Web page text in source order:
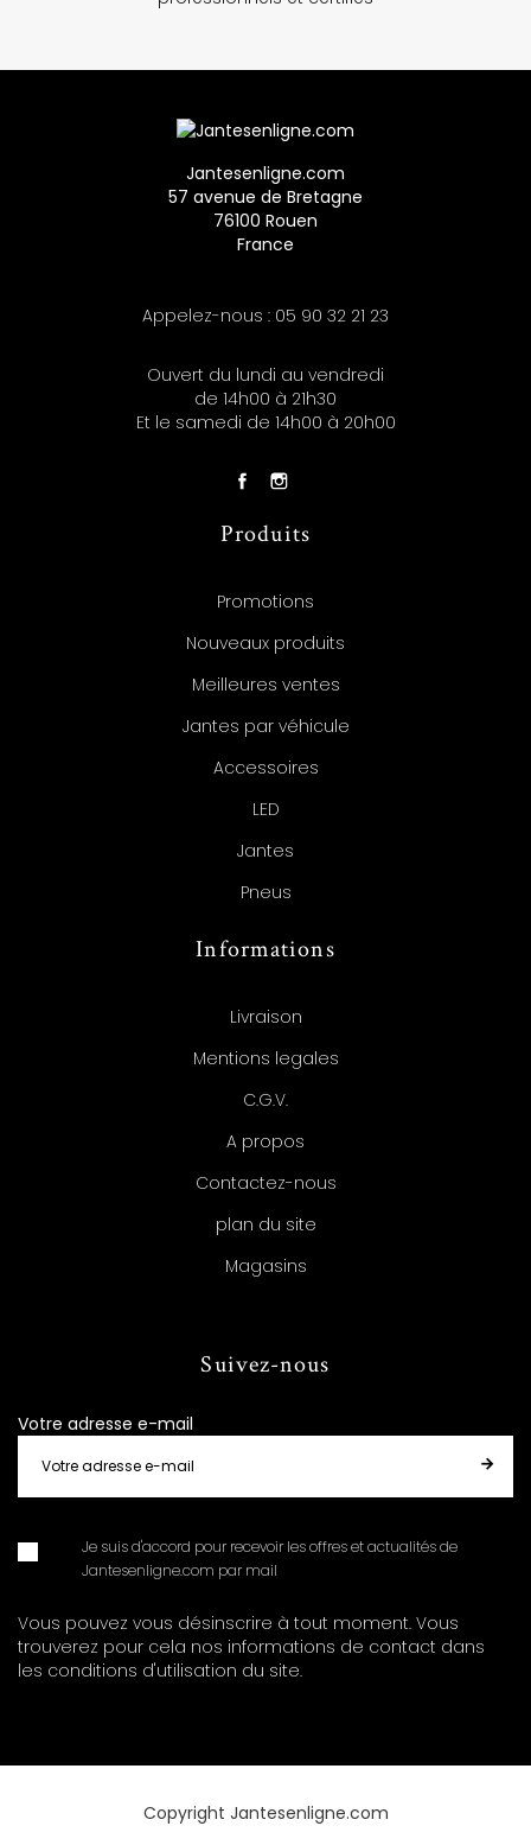
Jantesenligne.com
57 avenue de Bretagne
76100 Rouen
France
Appelez-nous : 05 90 32 21 23
Ouvert du lundi au vendredi
de 14h00 à 21h30
Et le samedi de 14h00 à 20h00
Produits
Promotions
Nouveaux produits
Meilleures ventes
Jantes par véhicule
Accessoires
LED
Jantes
Pneus
Informations
Livraison
Mentions legales
C.G.V.
A propos
Contactez-nous
plan du site
Magasins
Suivez-nous
Votre adresse e-mail
Je suis d'accord pour recevoir les offres et actualités de
Jantesenligne.com par mail
Vous pouvez vous désinscrire à tout moment. Vous
trouverez pour cela nos informations de contact dans
les conditions d'utilisation du site.
Copyright Jantesenligne.com